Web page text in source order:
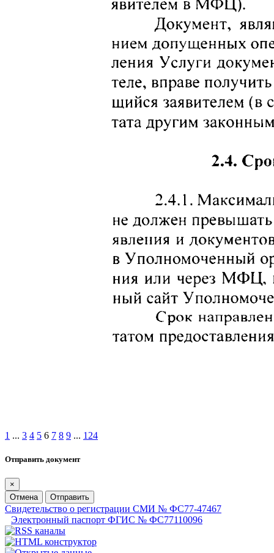
1 ... 3 4 5 6 7 8 9 ... 124
Отправить документ
×
Отмена
Отправить
Свидетельство о регистрации СМИ № ФС77-47467
Электронный паспорт ФГИС № ФС77110096